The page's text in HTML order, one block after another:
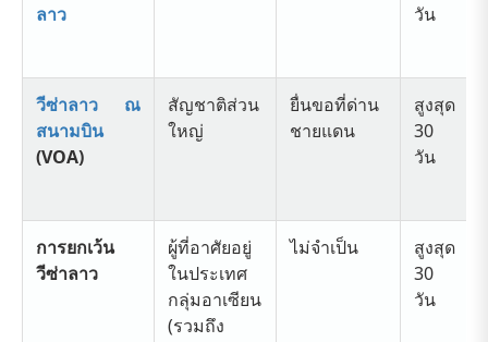
ลาว
วัน
วีซ่าลาว ณ
สนามบิน
(VOA)
สัญชาติส่วน
ใหญ่
ยื่นขอที่ด่าน
ชายแดน
สูงสุด
30
วัน
การยกเว้น
วีซ่าลาว
ผู้ที่อาศัยอยู่
ในประเทศ
กลุ่มอาเซียน
(รวมถึง
ไม่จำเป็น
สูงสุด
30
วัน